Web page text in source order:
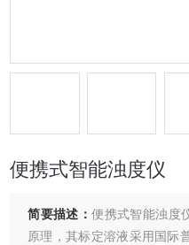
便携式智能浊度仪
简要描述：便携式智能浊度
原理，其标定溶液采用国际